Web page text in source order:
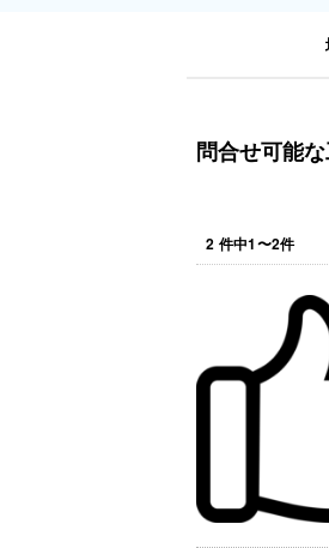
問合せ可能
2 件中1〜2件